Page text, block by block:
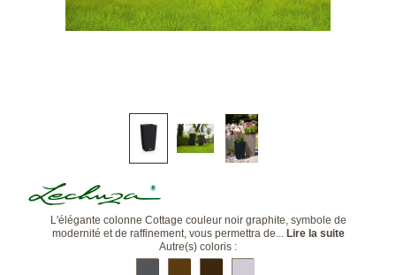
L'élégante colonne Cottage couleur noir graphite, symbole de
modernité et de raffinement, vous permettra de... Lire la suite
Autre(s) coloris :